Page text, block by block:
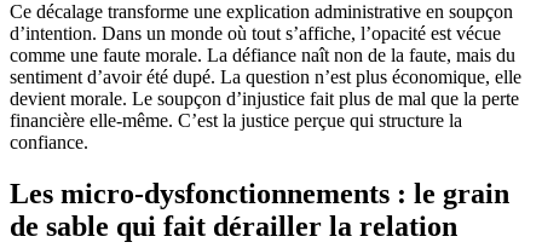
Ce décalage transforme une explication administrative en soupçon
d’intention. Dans un monde où tout s’affiche, l’opacité est vécue
comme une faute morale. La défiance naît non de la faute, mais du
sentiment d’avoir été dupé. La question n’est plus économique, elle
devient morale. Le soupçon d’injustice fait plus de mal que la perte
financière elle-même. C’est la justice perçue qui structure la
confiance.
Les micro-dysfonctionnements : le grain
de sable qui fait dérailler la relation